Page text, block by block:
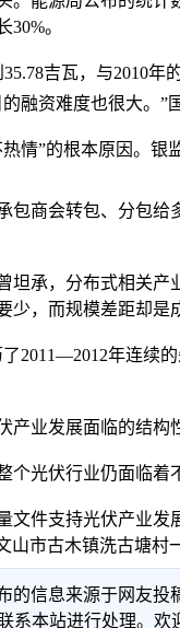
。
吉瓦，与2010年
资难度也很大。”
”的根本原因。银
会转包、分包给
，分布式相关产
，而规模差距却是
年连续的
发展面临的结构
伏行业仍面临着
支持光伏产业发
市古木镇洗古塘村
的信息来源于网友
本站进行处理。欢